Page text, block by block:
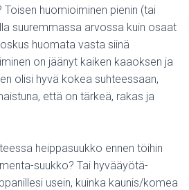
O
huomioiminen pienin (tai
suuremmassa arvossa kuin osaat
huomata vasta siinä
on jäänyt kaiken kaaoksen ja
olisi hyvä kokea suhteessaan,
että on tärkeä, rakas ja
heippasuukko ennen töihin
suukko? Tai hyvääyötä-
usein, kuinka kaunis/komea